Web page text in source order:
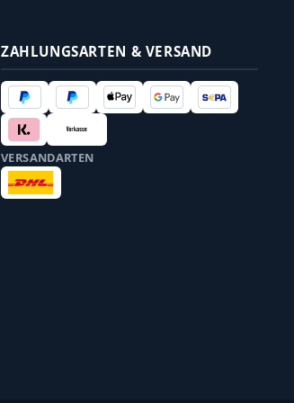
ZAHLUNGSARTEN & VERSAND
VERSANDARTEN